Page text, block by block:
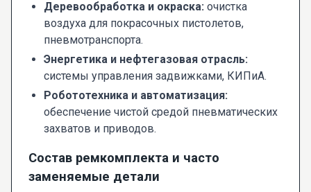
Деревообработка и окраска: очистка
воздуха для покрасочных пистолетов,
пневмотранспорта.
Энергетика и нефтегазовая отрасль:
системы управления задвижками, КИПиА.
Робототехника и автоматизация:
обеспечение чистой средой пневматических
захватов и приводов.
Состав ремкомплекта и часто
заменяемые детали